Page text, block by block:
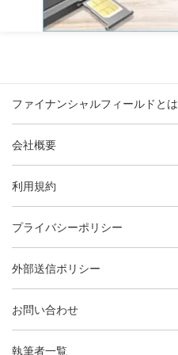
ファイナンシャルフィールドとは
会社概要
利用規約
プライバシーポリシー
外部送信ポリシー
お問い合わせ
執筆者一覧